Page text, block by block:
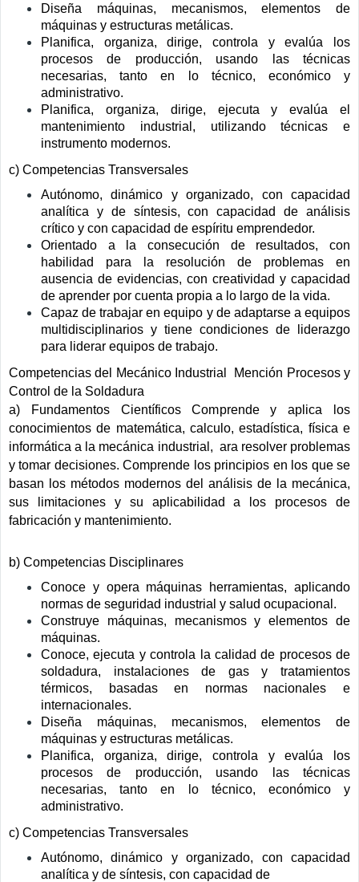
Diseña máquinas, mecanismos, elementos de
máquinas y estructuras metálicas.
Planifica, organiza, dirige, controla y evalúa los
procesos de producción, usando las técnicas
necesarias, tanto en lo técnico, económico y
administrativo.
Planifica, organiza, dirige, ejecuta y evalúa el
mantenimiento industrial, utilizando técnicas e
instrumento modernos.
c) Competencias Transversales
Autónomo, dinámico y organizado, con capacidad
analítica y de síntesis, con capacidad de análisis
crítico y con capacidad de espíritu emprendedor.
Orientado a la consecución de resultados, con
habilidad para la resolución de problemas en
ausencia de evidencias, con creatividad y capacidad
de aprender por cuenta propia a lo largo de la vida.
Capaz de trabajar en equipo y de adaptarse a equipos
multidisciplinarios y tiene condiciones de liderazgo
para liderar equipos de trabajo.
Competencias del Mecánico Industrial Mención Procesos y
Control de la Soldadura
a) Fundamentos Científicos Comprende y aplica los
conocimientos de matemática, calculo, estadística, física e
informática a la mecánica industrial, ara resolver problemas
y tomar decisiones. Comprende los principios en los que se
basan los métodos modernos del análisis de la mecánica,
sus limitaciones y su aplicabilidad a los procesos de
fabricación y mantenimiento.
b) Competencias Disciplinares
Conoce y opera máquinas herramientas, aplicando
normas de seguridad industrial y salud ocupacional.
Construye máquinas, mecanismos y elementos de
máquinas.
Conoce, ejecuta y controla la calidad de procesos de
soldadura, instalaciones de gas y tratamientos
térmicos, basadas en normas nacionales e
internacionales.
Diseña máquinas, mecanismos, elementos de
máquinas y estructuras metálicas.
Planifica, organiza, dirige, controla y evalúa los
procesos de producción, usando las técnicas
necesarias, tanto en lo técnico, económico y
administrativo.
c) Competencias Transversales
Autónomo, dinámico y organizado, con capacidad
analítica y de síntesis, con capacidad de